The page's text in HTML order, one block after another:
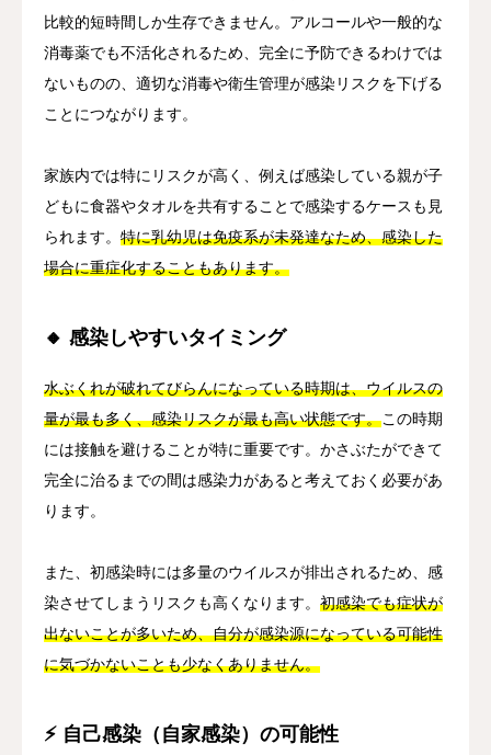
比較的短時間しか生存できません。アルコールや一般的な
消毒薬でも不活化されるため、完全に予防できるわけでは
ないものの、適切な消毒や衛生管理が感染リスクを下げる
ことにつながります。
家族内では特にリスクが高く、例えば感染している親が子
どもに食器やタオルを共有することで感染するケースも見
られます。 特に乳幼児は免疫系が未発達なため、感染した
場合に重症化することもあります。
🔸 感染しやすいタイミング
水ぶくれが破れてびらんになっている時期は、ウイルスの
量が最も多く、感染リスクが最も高い状態です。この時期
には接触を避けることが特に重要です。かさぶたができて
完全に治るまでの間は感染力があると考えておく必要があ
ります。
また、初感染時には多量のウイルスが排出されるため、感
染させてしまうリスクも高くなります。 初感染でも症状が
出ないことが多いため、自分が感染源になっている可能性
に気づかないことも少なくありません。
⚡ 自己感染（自家感染）の可能性